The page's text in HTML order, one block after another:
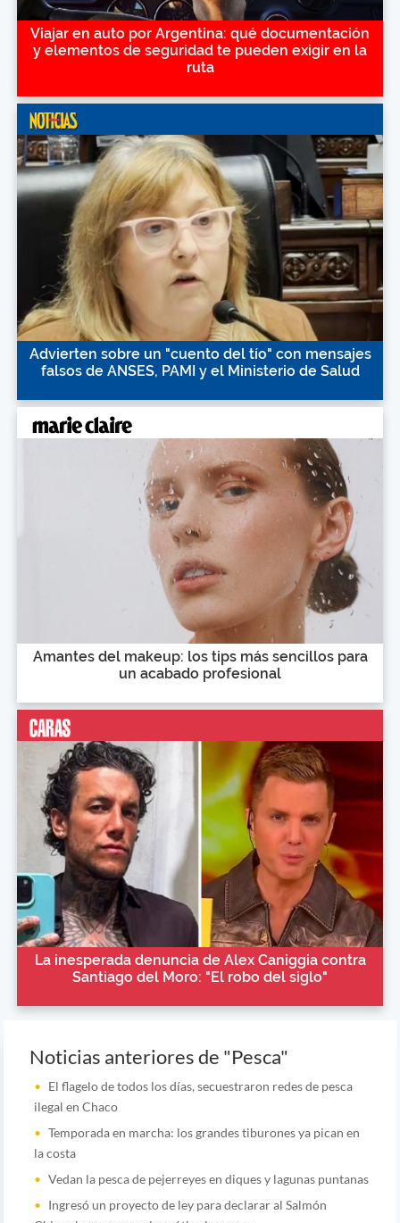
Viajar en auto por Argentina: qué documentación
y elementos de seguridad te pueden exigir en la
ruta
Advierten sobre un "cuento del tío" con mensajes
falsos de ANSES, PAMI y el Ministerio de Salud
Amantes del makeup: los tips más sencillos para
un acabado profesional
La inesperada denuncia de Alex Caniggia contra
Santiago del Moro: "El robo del siglo"
Noticias anteriores de "Pesca"
El flagelo de todos los días, secuestraron redes de pesca
ilegal en Chaco
Temporada en marcha: los grandes tiburones ya pican en
la costa
Vedan la pesca de pejerreyes en diques y lagunas puntanas
Ingresó un proyecto de ley para declarar al Salmón